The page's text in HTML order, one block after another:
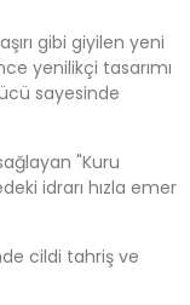
gibi giyilen yeni
yenilikçi tasarımı
sayesinde
"Kuru
idrarı hızla emer
cildi tahriş ve